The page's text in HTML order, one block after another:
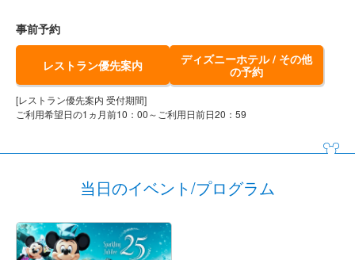
事前予約
レストラン優先案内
ディズニーホテル / その他
の予約
[レストラン優先案内 受付期間]
ご利用希望日の1ヵ月前10：00～ご利用日前日20：59
当日のイベント/プログラム